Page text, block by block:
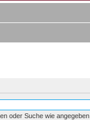
oder Suche wie